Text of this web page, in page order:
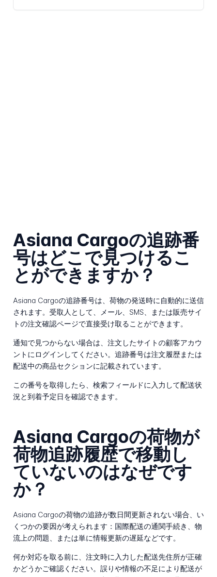
Asiana Cargoの追跡番
号はどこで見つけるこ
とができますか？
Asiana Cargoの追跡番号は、荷物の発送時に自動的に送信
されます。受取人として、メール、SMS、または販売サイ
トの注文確認ページで直接受け取ることができます。
通知で見つからない場合は、注文したサイトの顧客アカウ
ントにログインしてください。追跡番号は注文履歴または
配送中の商品セクションに記載されています。
この番号を取得したら、検索フィールドに入力して配送状
況と到着予定日を確認できます。
Asiana Cargoの荷物が
荷物追跡履歴で移動し
ていないのはなぜです
か？
Asiana Cargoの荷物の追跡が数日間更新されない場合、い
くつかの要因が考えられます：国際配送の通関手続き、物
流上の問題、または単に情報更新の遅延などです。
何か対応を取る前に、注文時に入力した配送先住所が正確
かどうかご確認ください。誤りや情報の不足により配送が